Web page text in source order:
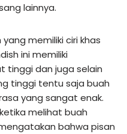
lainnya.
memiliki ciri khas
ini memiliki
tinggi dan juga selain
tinggi tentu saja buah
yang sangat enak.
melihat buah
bahwa pisan